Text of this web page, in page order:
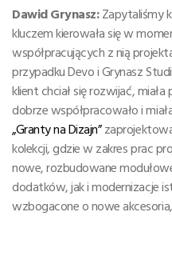
Dawid Grynasz:Zapytaliśmy
kluczem kierowała się w
współpracujących z nią
przypadku Devo i Grynasz
klient chciał się rozwijać,
dobrze współpracowało i
„Granty na Dizajn”
kolekcji, gdzie w zakres prac
nowe, rozbudowane
dodatków, jak i modernizacje
wzbogacone o nowe